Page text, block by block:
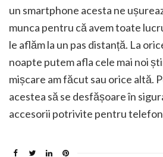
un smartphone acesta ne
munca pentru că avem toate
le aflăm la un pas distanță. La
noapte putem afla cele mai noi
mișcare am făcut sau orice altă.
acestea să se desfășoare în
accesorii potrivite pentru